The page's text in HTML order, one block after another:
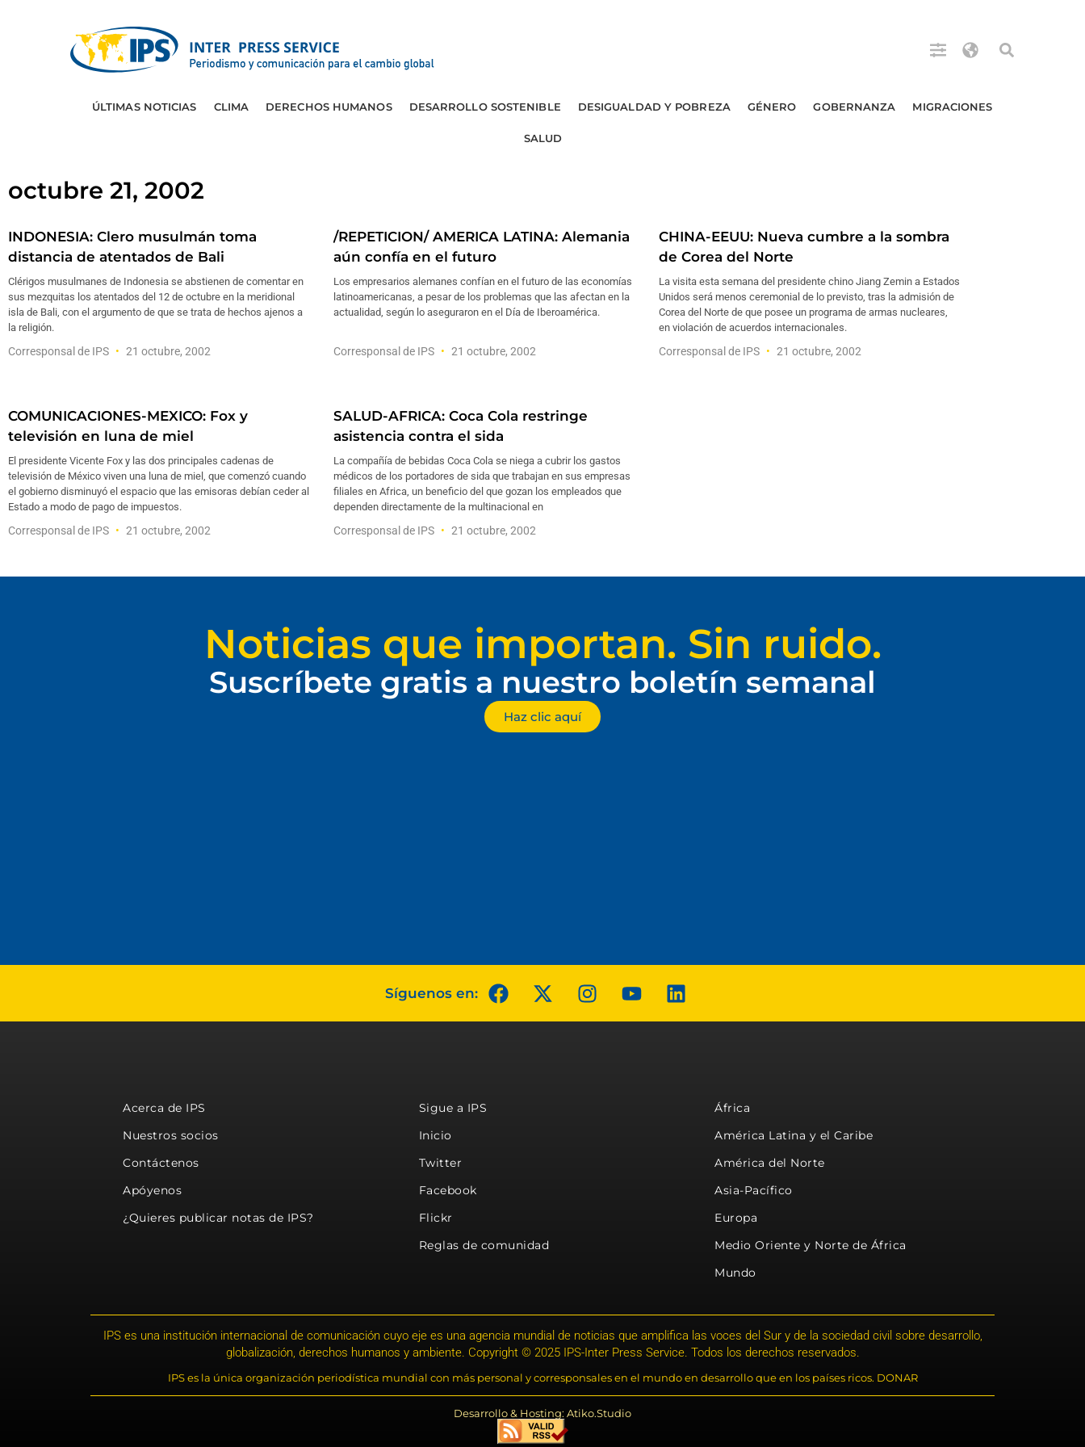
ÚLTIMAS NOTICIAS CLIMA DERECHOS HUMANOS DESARROLLO SOSTENIBLE DESIGUALDAD Y POBREZA GÉNERO GOBERNANZA MIGRACIONES
SALUD
octubre 21, 2002
INDONESIA: Clero musulmán toma
distancia de atentados de Bali
Clérigos musulmanes de Indonesia se abstienen de comentar en
sus mezquitas los atentados del 12 de octubre en la meridional
isla de Bali, con el argumento de que se trata de hechos ajenos a
la religión.
Corresponsal de IPS 21 octubre, 2002
/REPETICION/ AMERICA LATINA: Alemania
aún confía en el futuro
Los empresarios alemanes confían en el futuro de las economías
latinoamericanas, a pesar de los problemas que las afectan en la
actualidad, según lo aseguraron en el Día de Iberoamérica.
Corresponsal de IPS 21 octubre, 2002
CHINA-EEUU: Nueva cumbre a la sombra
de Corea del Norte
La visita esta semana del presidente chino Jiang Zemin a Estados
Unidos será menos ceremonial de lo previsto, tras la admisión de
Corea del Norte de que posee un programa de armas nucleares,
en violación de acuerdos internacionales.
Corresponsal de IPS 21 octubre, 2002
COMUNICACIONES-MEXICO: Fox y
televisión en luna de miel
El presidente Vicente Fox y las dos principales cadenas de
televisión de México viven una luna de miel, que comenzó cuando
el gobierno disminuyó el espacio que las emisoras debían ceder al
Estado a modo de pago de impuestos.
Corresponsal de IPS 21 octubre, 2002
SALUD-AFRICA: Coca Cola restringe
asistencia contra el sida
La compañía de bebidas Coca Cola se niega a cubrir los gastos
médicos de los portadores de sida que trabajan en sus empresas
filiales en Africa, un beneficio del que gozan los empleados que
dependen directamente de la multinacional en
Corresponsal de IPS 21 octubre, 2002
Noticias que importan. Sin ruido.
Suscríbete gratis a nuestro boletín semanal
Haz clic aquí
Síguenos en:
Acerca de IPS
Nuestros socios
Contáctenos
Apóyenos
¿Quieres publicar notas de IPS?
Sigue a IPS
Inicio
Twitter
Facebook
Flickr
Reglas de comunidad
África
América Latina y el Caribe
América del Norte
Asia-Pacífico
Europa
Medio Oriente y Norte de África
Mundo
IPS es una institución internacional de comunicación cuyo eje es una agencia mundial de noticias que amplifica las voces del Sur y de la sociedad civil sobre desarrollo,
globalización, derechos humanos y ambiente. Copyright © 2025 IPS-Inter Press Service. Todos los derechos reservados.
IPS es la única organización periodística mundial con más personal y corresponsales en el mundo en desarrollo que en los países ricos. DONAR
Desarrollo & Hosting: Atiko.Studio